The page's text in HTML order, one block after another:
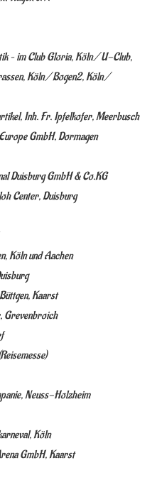
– im Club Gloria, Köln / U-Club,
Köln / Bogen2, Köln /
Inh. Fr. Ipfelkofer, Meerbusch
GmbH, Dormagen
Duisburg GmbH & Co.KG
Center, Duisburg
Köln und Aachen
Kaarst
Grevenbroich
Neuss-Holzheim
Köln
GmbH, Kaarst